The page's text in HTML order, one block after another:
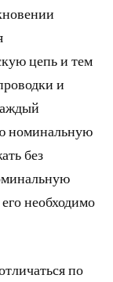
цепь и тем
и
номинальную
без
необходимо
по